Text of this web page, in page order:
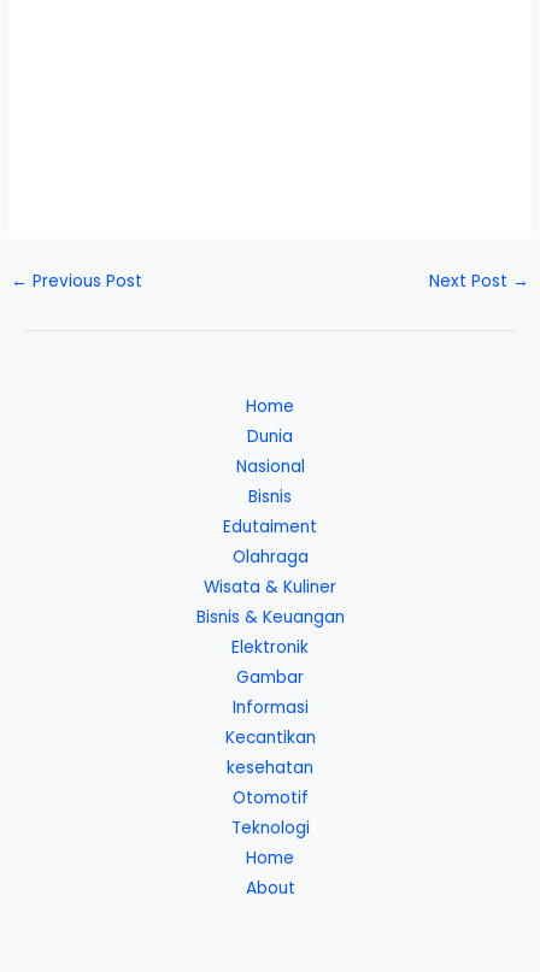
← Previous Post Next Post →
Home
Dunia
Nasional
Bisnis
Edutaiment
Olahraga
Wisata & Kuliner
Bisnis & Keuangan
Elektronik
Gambar
Informasi
Kecantikan
kesehatan
Otomotif
Teknologi
Home
About